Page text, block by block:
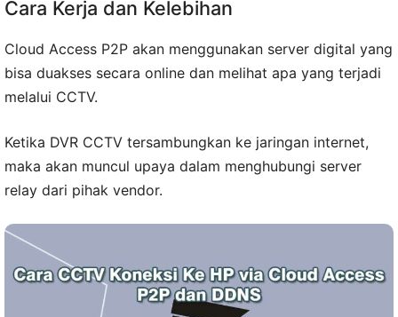
Cara Kerja dan Kelebihan
Cloud Access P2P akan menggunakan server digital yang
bisa duakses secara online dan melihat apa yang terjadi
melalui CCTV.
Ketika DVR CCTV tersambungkan ke jaringan internet,
maka akan muncul upaya dalam menghubungi server
relay dari pihak vendor.